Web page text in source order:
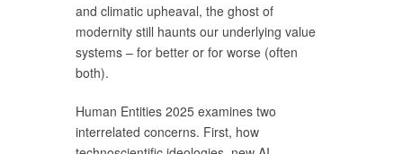
and climatic upheaval, the ghost of
modernity still haunts our underlying value
systems – for better or for worse (often
both).
Human Entities 2025 examines two
interrelated concerns. First, how